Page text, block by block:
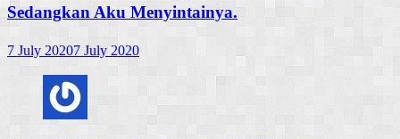
Sedangkan Aku Menyintainya.
7 July 20207 July 2020